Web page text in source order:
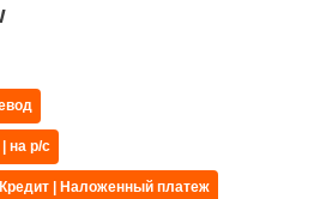
на р/с
| Наложенный платеж